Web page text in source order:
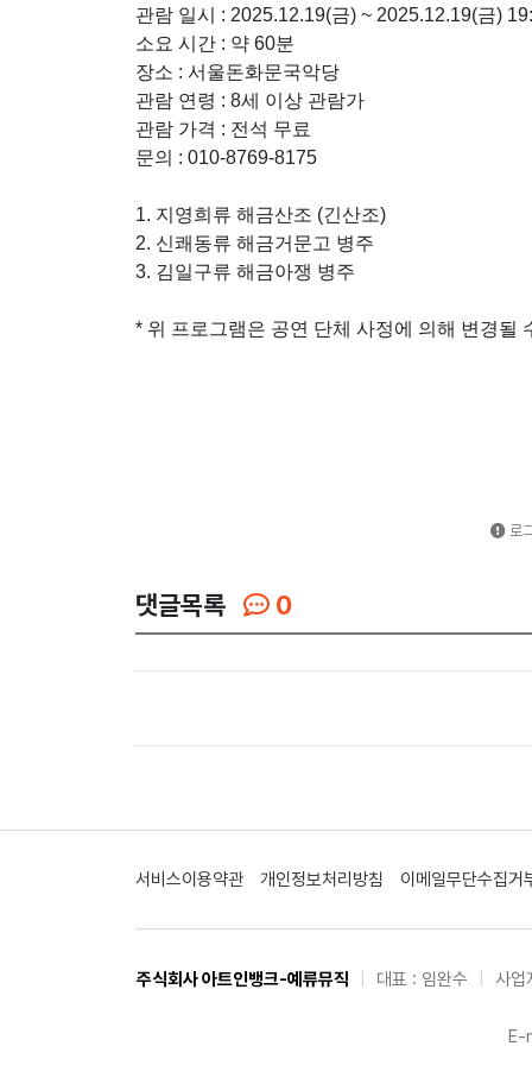
관람 일시 : 2025.12.19(금) ~ 2025.12.19(금)
소요 시간 : 약 60분
장소 : 서울돈화문국악당
관람 연령 : 8세 이상 관람가
관람 가격 : 전석 무료
문의 : 010-8769-8175
1. 지영희류 해금산조 (긴산조)
2. 신쾌동류 해금거문고 병주
3. 김일구류 해금아쟁 병주
* 위 프로그램은 공연 단체 사정에 의해 변경될
로
댓글목록 0
서비스이용약관 개인정보처리방침 이메일무단수집거
주식회사 아트인뱅크-예류뮤직 대표 : 임완수 사
E-